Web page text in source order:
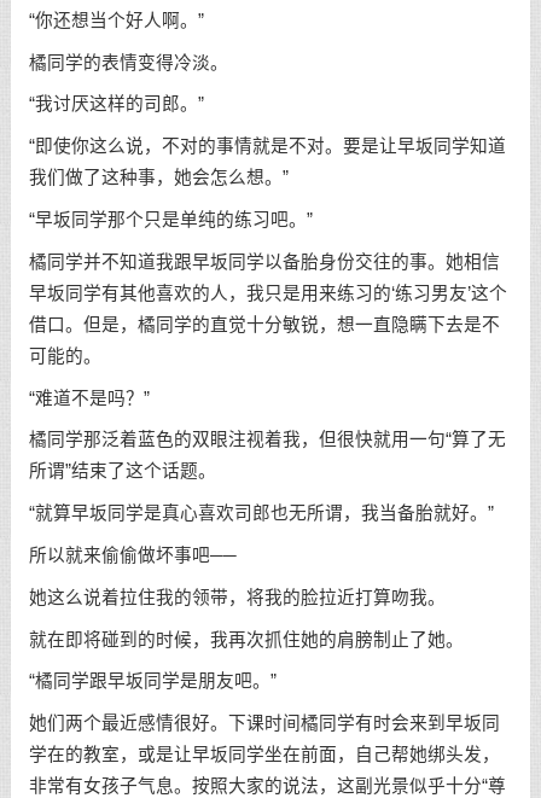
“你还想当个好人啊。”
橘同学的表情变得冷淡。
“我讨厌这样的司郎。”
“即使你这么说，不对的事情就是不对。要是让早坂同学知道
我们做了这种事，她会怎么想。”
“早坂同学那个只是单纯的练习吧。”
橘同学并不知道我跟早坂同学以备胎身份交往的事。她相信
早坂同学有其他喜欢的人，我只是用来练习的‘练习男友’这个
借口。但是，橘同学的直觉十分敏锐，想一直隐瞒下去是不
可能的。
“难道不是吗？”
橘同学那泛着蓝色的双眼注视着我，但很快就用一句“算了无
所谓”结束了这个话题。
“就算早坂同学是真心喜欢司郎也无所谓，我当备胎就好。”
所以就来偷偷做坏事吧──
她这么说着拉住我的领带，将我的脸拉近打算吻我。
就在即将碰到的时候，我再次抓住她的肩膀制止了她。
“橘同学跟早坂同学是朋友吧。”
她们两个最近感情很好。下课时间橘同学有时会来到早坂同
学在的教室，或是让早坂同学坐在前面，自己帮她绑头发，
非常有女孩子气息。按照大家的说法，这副光景似乎十分“尊